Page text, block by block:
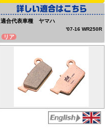
適合代表車種 ヤマハ
'07-16 WR250R
リア